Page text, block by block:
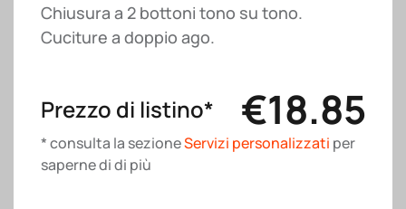
Chiusura a 2 bottoni tono su tono.
Cuciture a doppio ago.
Prezzo di listino* €18.85
* consulta la sezioneServizi personalizzati per
saperne di di più